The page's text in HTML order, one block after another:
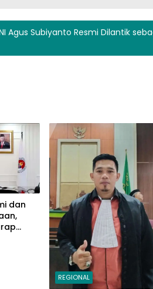
Agus Subiyanto Resmi Dilantik
dan
REGIONAL